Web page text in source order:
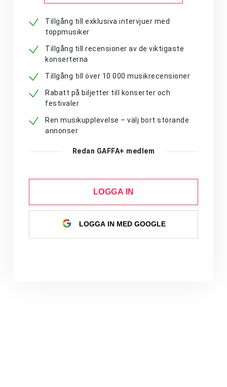
Tillgång till exklusiva intervjuer med
toppmusiker
Tillgång till recensioner av de viktigaste
konserterna
Tillgång till över 10 000 musikrecensioner
Rabatt på biljetter till konserter och
festivaler
Ren musikupplevelse – välj bort störande
annonser
Redan GAFFA+ medlem
LOGGA IN
LOGGA IN MED GOOGLE